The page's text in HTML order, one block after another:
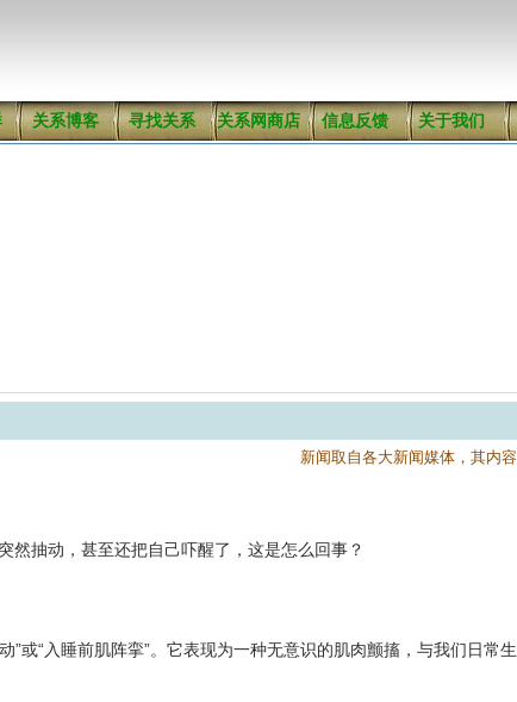
关系博客 寻找关系 关系网商店 信息反馈 关于我们
新闻取自各大新闻媒体，其内
抽动，甚至还把自己吓醒了，这是怎么回事？
“入睡前肌阵挛”。它表现为一种无意识的肌肉颤搐，与我们日常